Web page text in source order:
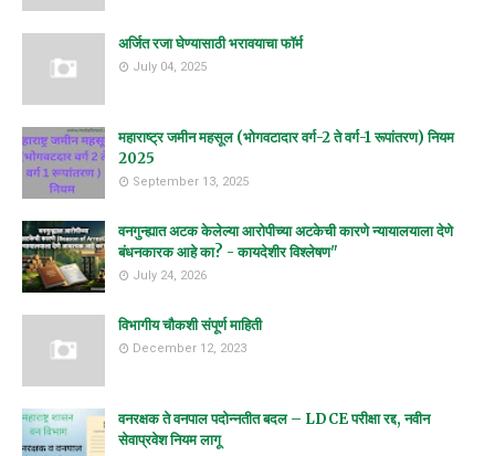
अर्जित रजा घेण्यासाठी भरावयाचा फॉर्म
July 04, 2025
महाराष्ट्र जमीन महसूल (भोगवटादार वर्ग-2 ते वर्ग-1 रूपांतरण) नियम
2025
September 13, 2025
वनगुन्ह्यात अटक केलेल्या आरोपीच्या अटकेची कारणे न्यायालयाला देणे
बंधनकारक आहे का? - कायदेशीर विश्लेषण"
July 24, 2026
विभागीय चौकशी संपूर्ण माहिती
December 12, 2023
वनरक्षक ते वनपाल पदोन्नतीत बदल – LDCE परीक्षा रद्द, नवीन
सेवाप्रवेश नियम लागू